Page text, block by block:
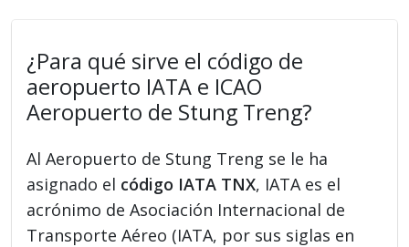
¿Para qué sirve el código de
aeropuerto IATA e ICAO
Aeropuerto de Stung Treng?
Al Aeropuerto de Stung Treng se le ha
asignado el código IATA TNX, IATA es el
acrónimo de Asociación Internacional de
Transporte Aéreo (IATA, por sus siglas en